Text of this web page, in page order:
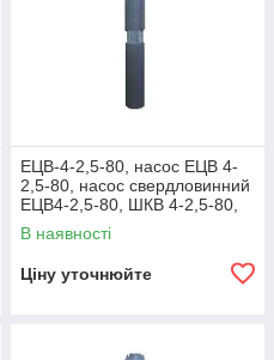
ЕЦВ-4-2,5-80, насос ЕЦВ 4-
2,5-80, насос свердловинний
ЕЦВ4-2,5-80, ШКВ 4-2,5-80,
насос ЕЦВ 4
В наявності
Ціну уточнюйте